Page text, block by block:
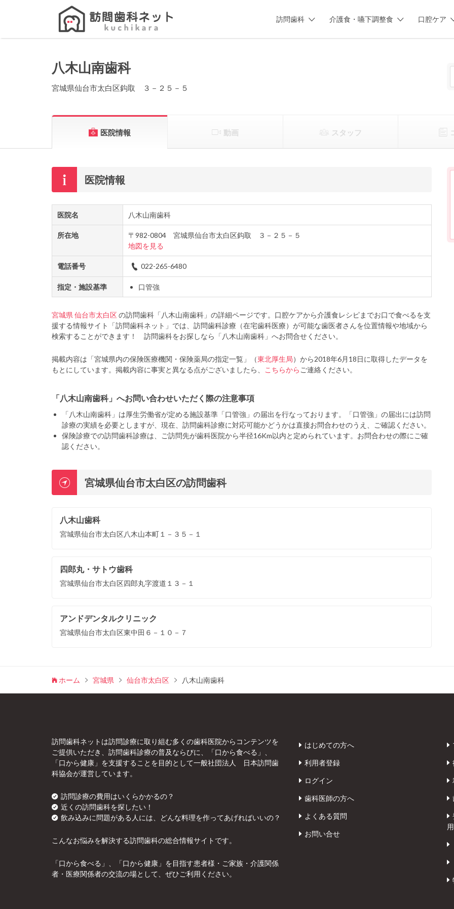
訪問歯科 介護食・嚥下調整食 口腔ケア
Search
八木山南歯科
宮城県仙台市太白区鈎取 ３－２５－５
医院情報 動画 スタッフ
医院情報
医院名 八木山南歯科
所在地
〒982-0804 宮城県仙台市太白区鈎取 ３－２５－５
地図を見る
電話番号 022-265-6480
指定・施設基準 口管強
宮城県 仙台市太白区の訪問歯科「八木山南歯科」の詳細ページです。口腔ケアから介護食レシピまでお口で食べるを支
援する情報サイト「訪問歯科ネット」では、訪問歯科診療（在宅歯科医療）が可能な歯医者さんを位置情報や地域から
検索することができます！ 訪問歯科をお探しなら「八木山南歯科」へお問合せください。
掲載内容は「宮城県内の保険医療機関・保険薬局の指定一覧」（東北厚生局）から2018年6月18日に取得したデータを
もとにしています。掲載内容に事実と異なる点がございましたら、
こちらから ご連絡ください。
「八木山南歯科」へお問い合わせいただく際の注意事項
「八木山南歯科」は厚生労働省が定める施設基準「口管強」の届出を行なっております。「口管強」の届出には訪問
診療の実績を必要としますが、現在、訪問歯科診療に対応可能かどうかは直接お問合わせのうえ、ご確認ください。
保険診療での訪問歯科診療は、ご訪問先が歯科医院から半径16Km以内と定められています。お問合わせの際にご確
認ください。
宮城県仙台市太白区の訪問歯科
八木山歯科
宮城県仙台市太白区八木山本町１－３５－１
四郎丸・サトウ歯科
宮城県仙台市太白区四郎丸字渡道１３－１
アンドデンタルクリニック
宮城県仙台市太白区東中田６－１０－７
ホーム 宮城県 仙台市太白区 八木山南歯科
訪問歯科ネットは訪問診療に取り組む多くの歯科医院からコンテンツを
ご提供いただき、訪問歯科診療の普及ならびに、「口から食べる」、
「口から健康」を支援することを目的として一般社団法人 日本訪問歯
科協会が運営しています。
訪問診療の費用はいくらかかるの？
近くの訪問歯科を探したい！
飲み込みに問題がある人には、どんな料理を作ってあげればいいの？
こんなお悩みを解決する訪問歯科の総合情報サイトです。
「口から食べる」、「口から健康」を目指す患者様・ご家族・介護関係
者・医療関係者の交流の場として、ぜひご利用ください。
はじめての方へ
利用者登録
ログイン
歯科医師の方へ
よくある質問
お問い合せ